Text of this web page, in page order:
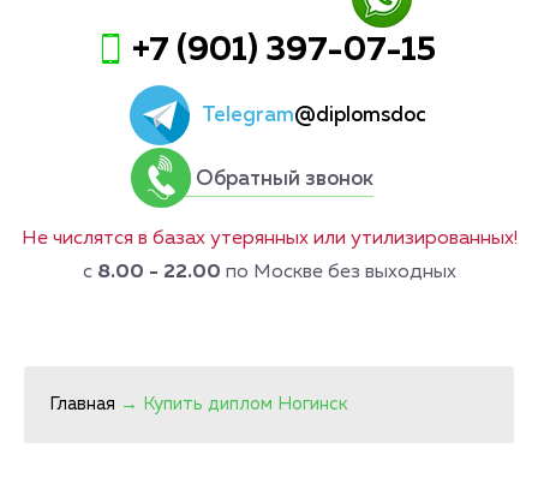
+7 (901) 397-07-15
Telegram@diplomsdoc
Обратный звонок
Не числятся в базах утерянных или утилизированных!
с 8.00 - 22.00 по Москве без выходных
Главная → Купить диплом Ногинск